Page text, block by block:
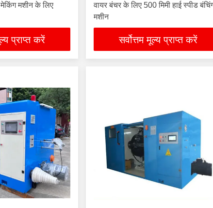
मशीन के लिए
प्राप्त करें
वायर बंचर के लिए 500 मिमी हाई स्पीड
मशीन
सर्वोत्तम मूल्य प्राप्त करें